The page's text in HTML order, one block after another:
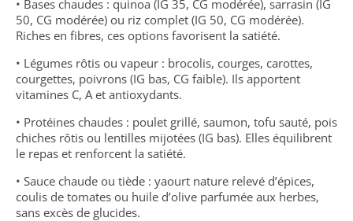
• Bases chaudes : quinoa (IG 35, CG modérée), sarrasin (IG
50, CG modérée) ou riz complet (IG 50, CG modérée).
Riches en fibres, ces options favorisent la satiété.
• Légumes rôtis ou vapeur : brocolis, courges, carottes,
courgettes, poivrons (IG bas, CG faible). Ils apportent
vitamines C, A et antioxydants.
• Protéines chaudes : poulet grillé, saumon, tofu sauté, pois
chiches rôtis ou lentilles mijotées (IG bas). Elles équilibrent
le repas et renforcent la satiété.
• Sauce chaude ou tiède : yaourt nature relevé d’épices,
coulis de tomates ou huile d’olive parfumée aux herbes,
sans excès de glucides.